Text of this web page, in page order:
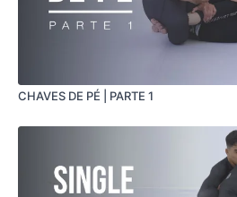
CHAVES DE PÉ | PARTE 1